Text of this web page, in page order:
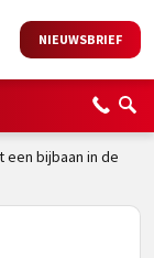
NIEUWSBRIEF
een bijbaan in de